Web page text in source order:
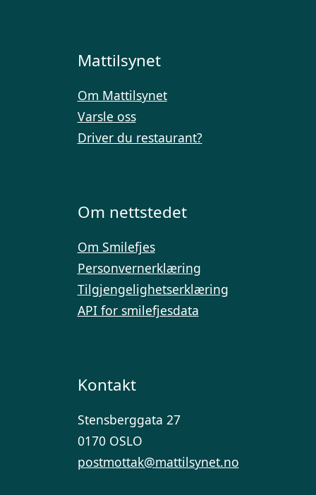
Mattilsynet
Om Mattilsynet
Varsle oss
Driver du restaurant?
Om nettstedet
Om Smilefjes
Personvernerklæring
Tilgjengelighetserklæring
API for smilefjesdata
Kontakt
Stensberggata 27
0170 OSLO
postmottak@mattilsynet.no